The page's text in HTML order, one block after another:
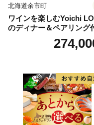
北海道余市町
ワインを楽しむYoichi
のディナー＆ペアリング
泊プラン＜デラックスツ